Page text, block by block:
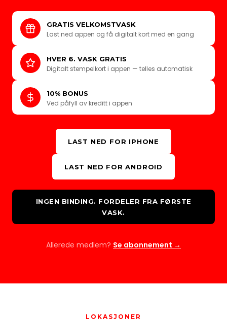
GRATIS VELKOMSTVASK
Last ned appen og få digitalt kort med en gang
HVER 6. VASK GRATIS
Digitalt stempelkort i appen — telles automatisk
10% BONUS
Ved påfyll av kreditt i appen
LAST NED FOR IPHONE
LAST NED FOR ANDROID
INGEN BINDING. FORDELER FRA FØRSTE
VASK.
Allerede medlem? Se abonnement →
LOKASJONER